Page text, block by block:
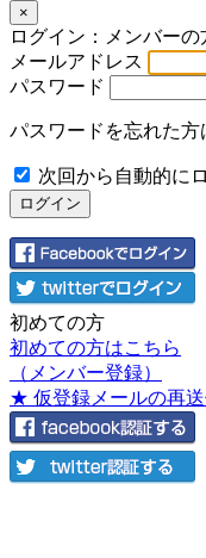
×
ログイン：メンバーの
メールアドレス
パスワード
パスワードを忘れた方
次回から自動的に
初めての方
初めての方はこちら
（メンバー登録）
★ 仮登録メールの再